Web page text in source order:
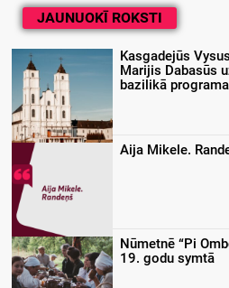
JAUNUOKĪ ROKSTI
Kasgadejūs
Marijis Dabasūs
bazilikā
Aija Mikele.
Nūmetnē “Pi
19. godu symtā